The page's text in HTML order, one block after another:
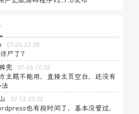
07-26 23:58
尸了？
兜
07-26 10:32
主题不能用，直接主页空白，还没有
07-12 23:02
也有段时间了，基本没管过，